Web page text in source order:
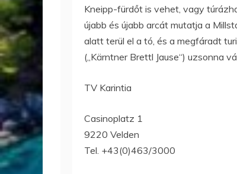
Kneipp-fürdőt is vehet, vagy
újabb és újabb arcát mutatja a
alatt terül el a tó, és a megfáradt
(„Kärntner Brettl Jause“) uzsonna
TV Karintia
Casinoplatz 1
9220 Velden
Tel. +43(0)463/3000